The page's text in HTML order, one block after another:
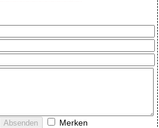
Merken